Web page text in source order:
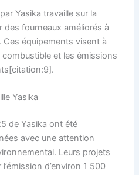
Yasika travaille sur la
fourneaux améliorés à
équipements visent à
et les émissions
Yasika
de Yasika ont été
avec une attention
Leurs projets
d’environ 1 500